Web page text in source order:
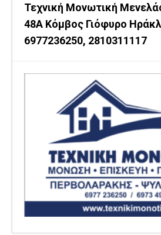
Τεχνική Μονωτική
48Α Κόμβος Γιόφυρο
6977236250, 2810311117